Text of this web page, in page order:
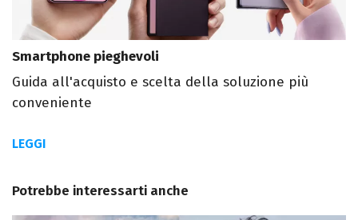
Smartphone pieghevoli
Guida all'acquisto e scelta della soluzione più
conveniente
LEGGI
Potrebbe interessarti anche